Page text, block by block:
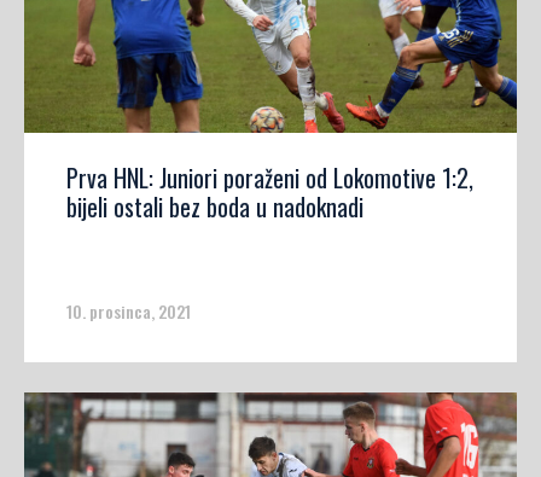
Prva HNL: Juniori poraženi od Lokomotive 1:2,
bijeli ostali bez boda u nadoknadi
10. prosinca, 2021